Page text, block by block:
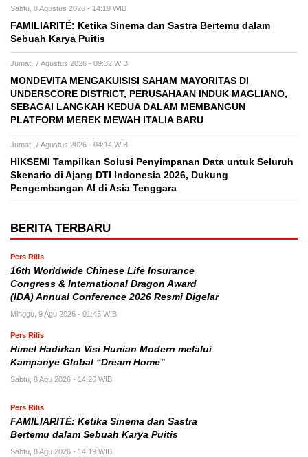
Sabtu, 8 Agustus 2026 - 14:19 WIB
FAMILIARITÉ: Ketika Sinema dan Sastra Bertemu dalam
Sebuah Karya Puitis
Jumat, 7 Agustus 2026 - 09:32 WIB
MONDEVITA MENGAKUISISI SAHAM MAYORITAS DI
UNDERSCORE DISTRICT, PERUSAHAAN INDUK MAGLIANO,
SEBAGAI LANGKAH KEDUA DALAM MEMBANGUN
PLATFORM MEREK MEWAH ITALIA BARU
Jumat, 7 Agustus 2026 - 04:14 WIB
HIKSEMI Tampilkan Solusi Penyimpanan Data untuk Seluruh
Skenario di Ajang DTI Indonesia 2026, Dukung
Pengembangan AI di Asia Tenggara
BERITA TERBARU
Pers Rilis
16th Worldwide Chinese Life Insurance
Congress & International Dragon Award
(IDA) Annual Conference 2026 Resmi Digelar
Minggu, 9 Agu 2026 - 01:45 WIB
Pers Rilis
Himel Hadirkan Visi Hunian Modern melalui
Kampanye Global “Dream Home”
Sabtu, 8 Agu 2026 - 14:26 WIB
Pers Rilis
FAMILIARITÉ: Ketika Sinema dan Sastra
Bertemu dalam Sebuah Karya Puitis
Sabtu, 8 Agu 2026 - 14:19 WIB